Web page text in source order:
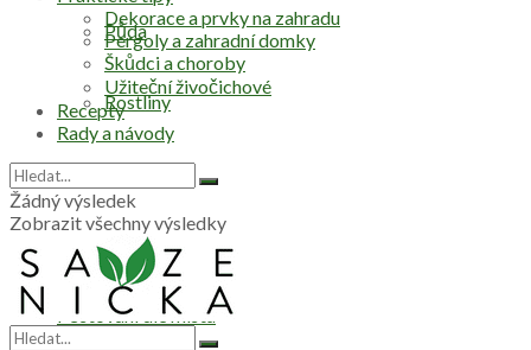
Půda
Rostliny
Zelenina
Pěstování dle místa
Dekorace a prvky na zahradu
Pergoly a zahradní domky
Škůdci a choroby
Užiteční živočichové
Recepty
Rady a návody
Žádný výsledek
Zobrazit všechny výsledky